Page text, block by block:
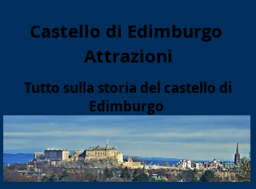
Castello di Edimburgo
Attrazioni
Tutto sulla storia del castello di
Edimburgo